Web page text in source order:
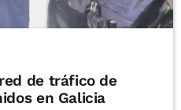
de tráfico de
en Galicia